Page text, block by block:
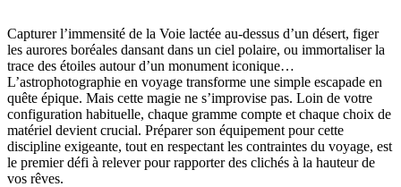
Capturer l’immensité de la Voie lactée au-dessus d’un désert, figer
les aurores boréales dansant dans un ciel polaire, ou immortaliser la
trace des étoiles autour d’un monument iconique…
L’astrophotographie en voyage transforme une simple escapade en
quête épique. Mais cette magie ne s’improvise pas. Loin de votre
configuration habituelle, chaque gramme compte et chaque choix de
matériel devient crucial. Préparer son équipement pour cette
discipline exigeante, tout en respectant les contraintes du voyage, est
le premier défi à relever pour rapporter des clichés à la hauteur de
vos rêves.